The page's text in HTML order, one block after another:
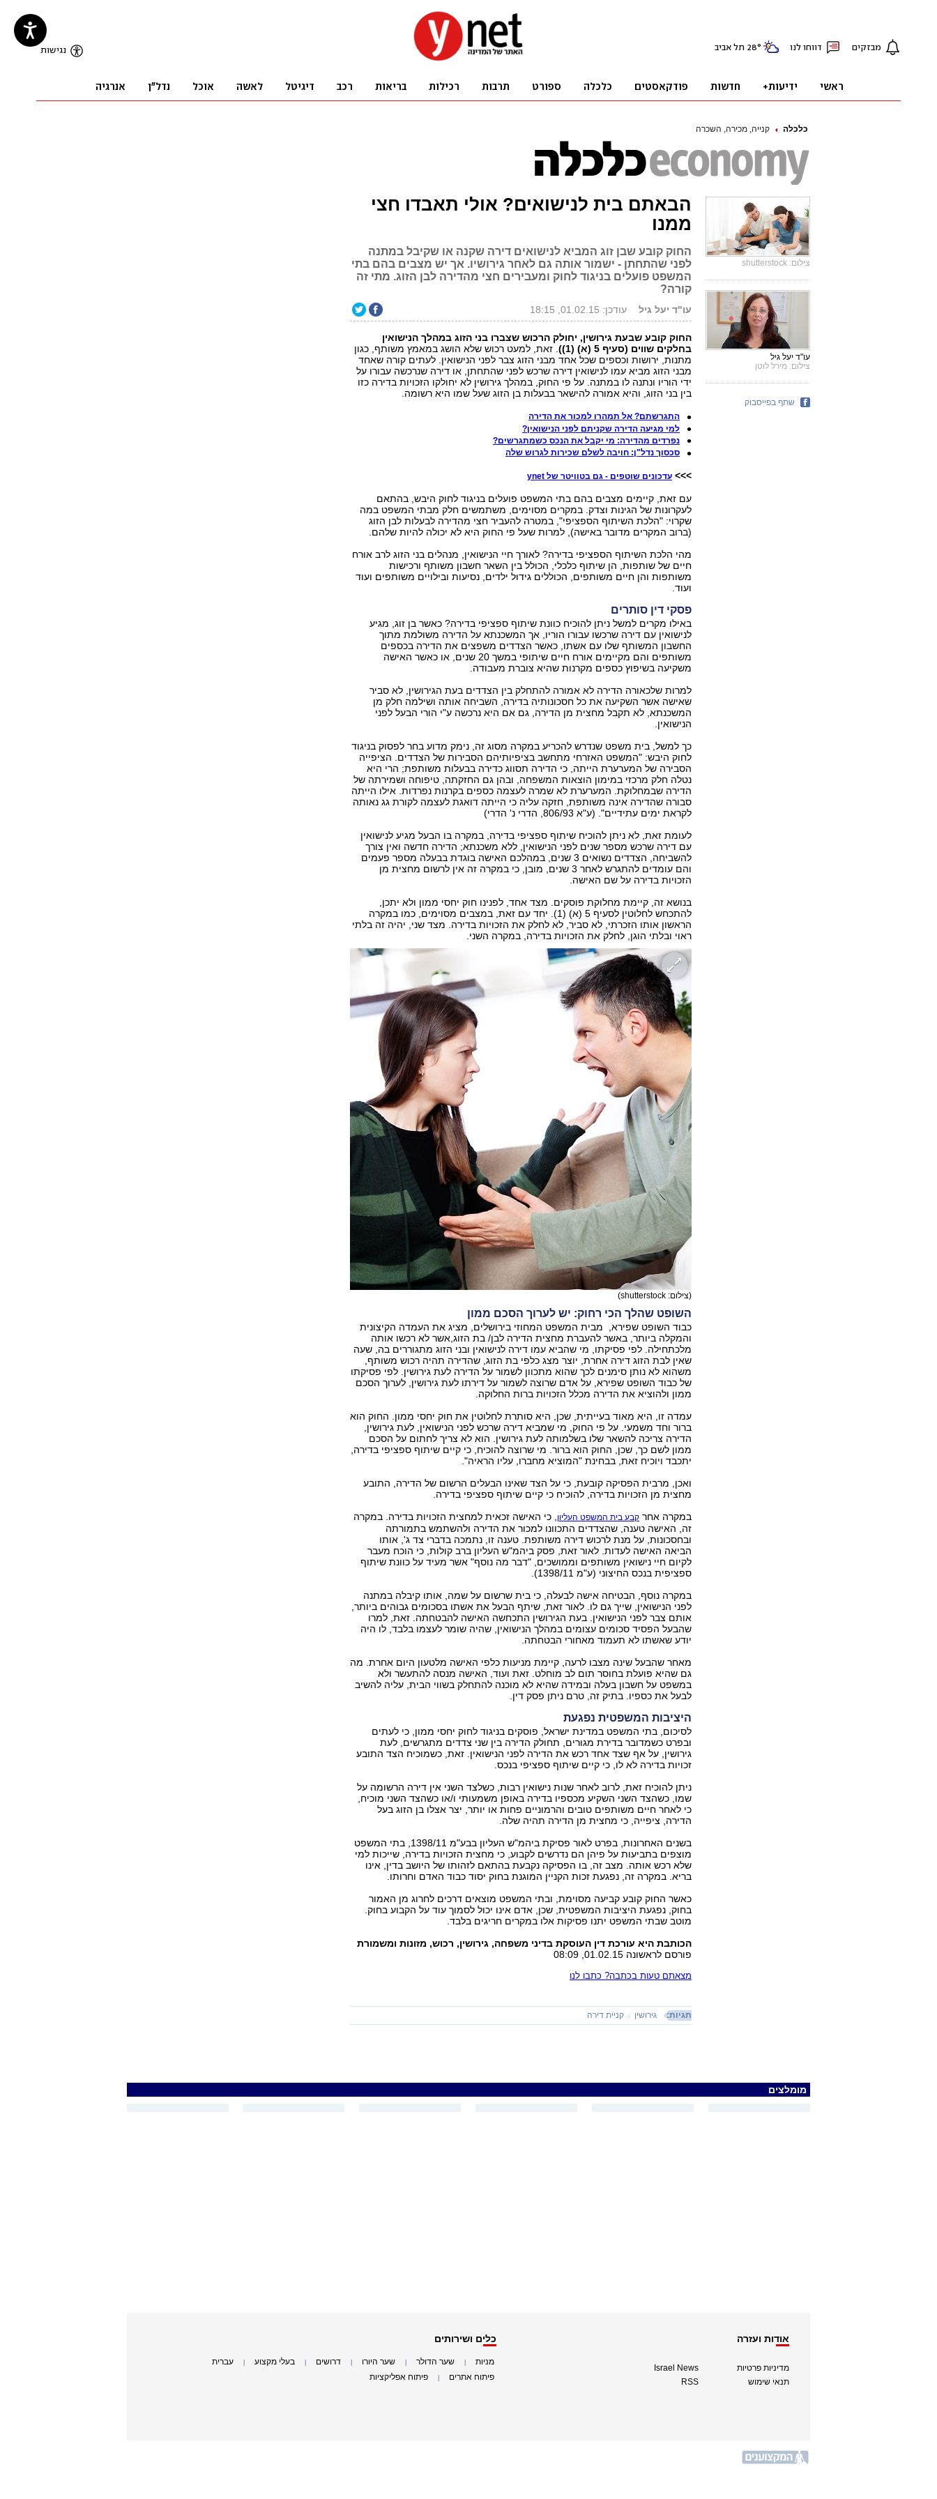
כלכלה קנייה, מכירה, השכרה
הבאתם בית לנישואים? אולי תאבדו חצי
ממנו
החוק קובע שבן זוג המביא לנישואים דירה שקנה או שקיבל במתנה
לפני שהתחתן - ישמור אותה גם לאחר גירושיו. אך יש מצבים בהם בתי
המשפט פועלים בניגוד לחוק ומעבירים חצי מהדירה לבן הזוג. מתי זה
קורה?
עו"ד יעל גיל עודכן: 01.02.15, 18:15
החוק קובע שבעת גירושין, יחולק הרכוש שצברו בני הזוג במהלך הנישואין
בחלקים שווים (סעיף 5 (א) (1))
. זאת, למעט רכוש שלא הושג במאמץ משותף, כגון
מתנות, ירושות וכספים שכל אחד מבני הזוג צבר לפני הנישואין. לעתים קורה שאחד
מבני הזוג מביא עמו לנישואין דירה שרכש לפני שהתחתן, או דירה שנרכשה עבורו על
ידי הוריו ונתנה לו במתנה. על פי החוק, במהלך גירושין לא יחולקו הזכויות בדירה כזו
בין בני הזוג, והיא אמורה להישאר בבעלות בן הזוג שעל שמו היא רשומה.
התגרשתם? אל תמהרו למכור את הדירה
למי מגיעה הדירה שקניתם לפני הנישואין?
נפרדים מהדירה: מי יקבל את הנכס כשמתגרשים?
סכסוך נדל"ן: חויבה לשלם שכירות לגרוש שלה
>>> עדכונים שוטפים - גם בטוויטר של ynet
עם זאת, קיימים מצבים בהם בתי המשפט פועלים בניגוד לחוק היבש, בהתאם
לעקרונות של הגינות וצדק. במקרים מסוימים, משתמשים חלק מבתי המשפט במה
שקרוי: "הלכת השיתוף הספציפי", במטרה להעביר חצי מהדירה לבעלות לבן הזוג
(ברוב המקרים מדובר באישה), למרות שעל פי החוק היא לא יכולה להיות שלהם.
מהי הלכת השיתוף הספציפי בדירה? לאורך חיי הנישואין, מנהלים בני הזוג לרב אורח
חיים של שותפות, הן שיתוף כלכלי, הכולל בין השאר חשבון משותף ורכישות
משותפות והן חיים משותפים, הכוללים גידול ילדים, נסיעות ובילויים משותפים ועוד
ועוד.
פסקי דין סותרים
באילו מקרים למשל ניתן להוכיח כוונת שיתוף ספציפי בדירה? כאשר בן זוג, מגיע
לנישואין עם דירה שרכשו עבורו הוריו, אך המשכנתא על הדירה משולמת מתוך
החשבון המשותף שלו עם אשתו, כאשר הצדדים משפצים את הדירה בכספים
משותפים והם מקיימים אורח חיים שיתופי במשך 20 שנים, או כאשר האישה
משקיעה בשיפוץ כספים מקרנות שהיא צוברת מעבודה.
למרות שלכאורה הדירה לא אמורה להתחלק בין הצדדים בעת הגירושין, לא סביר
שאישה אשר השקיעה את כל חסכונותיה בדירה, השביחה אותה ושילמה חלק מן
המשכנתא, לא תקבל מחצית מן הדירה, גם אם היא נרכשה ע"י הורי הבעל לפני
הנישואין.
כך למשל, בית משפט שנדרש להכריע במקרה מסוג זה, נימק מדוע בחר לפסוק בניגוד
לחוק היבש: "המשפט האזרחי מתחשב בציפיותיהם הסבירות של הצדדים. הציפייה
הסבירה של המערערת הייתה, כי הדירה תסווג כדירה בבעלות משותפת; הרי היא
נטלה חלק מרכזי במימון הוצאות המשפחה, ובהן גם החזקתה, טיפוחה ושמירתה של
הדירה שבמחלוקת. המערערת לא שמרה לעצמה כספים בקרנות נפרדות. אילו הייתה
סבורה שהדירה אינה משותפת, חזקה עליה כי הייתה דואגת לעצמה לקורת גג נאותה
לקראת ימים עתידיים". (ע"א 806/93, הדרי נ' הדרי)
לעומת זאת, לא ניתן להוכיח שיתוף ספציפי בדירה, במקרה בו הבעל מגיע לנישואין
עם דירה שרכש מספר שנים לפני הנישואין, ללא משכנתא; הדירה חדשה ואין צורך
להשביחה, הצדדים נשואים 3 שנים, במהלכם האישה בוגדת בבעלה מספר פעמים
והם עומדים להתגרש לאחר 3 שנים, מובן, כי במקרה זה אין לרשום מחצית מן
הזכויות בדירה על שם האישה.
בנושא זה, קיימת מחלוקת פוסקים. מצד אחד, לפנינו חוק יחסי ממון ולא יתכן,
להתכחש לחלוטין לסעיף 5 (א) (1). יחד עם זאת, במצבים מסוימים, כמו במקרה
הראשון אותו הזכרתי, לא סביר, לא לחלק את הזכויות בדירה. מצד שני, יהיה זה בלתי
ראוי ובלתי הוגן, לחלק את הזכויות בדירה, במקרה השני.
(צילום: shutterstock)
השופט שהלך הכי רחוק: יש לערוך הסכם ממון
כבוד השופט שפירא, מבית המשפט המחוזי בירושלים, מציג את העמדה הקיצונית
והמקלה ביותר, באשר להעברת מחצית הדירה לבן/ בת הזוג,אשר לא רכשו אותה
מלכתחילה. לפי פסיקתו, מי שהביא עמו דירה לנישואין ובני הזוג מתגוררים בה, שעה
שאין לבת הזוג דירה אחרת, יוצר מצג כלפי בת הזוג, שהדירה תהיה רכוש משותף,
משהוא לא נותן סימנים לכך שהוא מתכוון לשמור על הדירה לעת גירושין. לפי פסיקתו
של כבוד השופט שפירא, על אדם שרוצה לשמור על דירתו לעת גירושין, לערוך הסכם
ממון ולהוציא את הדירה מכלל הזכויות ברות החלוקה.
עמדה זו, היא מאוד בעייתית, שכן, היא סותרת לחלוטין את חוק יחסי ממון. החוק הוא
ברור וחד משמעי. על פי החוק, מי שמביא דירה שרכש לפני הנישואין, לעת גירושין,
הדירה צריכה להשאר שלו בשלמותה לעת גירושין. הוא לא צריך לחתום על הסכם
ממון לשם כך, שכן, החוק הוא ברור. מי שרוצה להוכיח, כי קיים שיתוף ספציפי בדירה,
יתכבד ויוכיח זאת, בבחינת "המוציא מחברו, עליו הראיה".
ואכן, מרבית הפסיקה קובעת, כי על הצד שאינו הבעלים הרשום של הדירה, התובע
מחצית מן הזכויות בדירה, להוכיח כי קיים שיתוף ספציפי בדירה.
במקרה אחר קבע בית המשפט העליון
, כי האישה זכאית למחצית הזכויות בדירה. במקרה
זה, האישה טענה, שהצדדים התכוונו למכור את הדירה ולהשתמש בתמורתה
ובחסכונות, על מנת לרכוש דירה משותפת. טענה זו, נתמכה בדברי צד ג', אותו
הביאה האישה לעדות. לאור זאת, פסק ביהמ"ש העליון ברב קולות, כי הוכח מעבר
לקיום חיי נישואין משותפים וממושכים, "דבר מה נוסף" אשר מעיד על כוונת שיתוף
ספציפית בנכס החיצוני (ע"מ 1398/11).
במקרה נוסף, הבטיחה אישה לבעלה, כי בית שרשום על שמה, אותו קיבלה במתנה
לפני הנישואין, שייך גם לו. לאור זאת, שיתף הבעל את אשתו בסכומים גבוהים ביותר,
אותם צבר לפני הנישואין. בעת הגירושין התכחשה האישה להבטחתה. זאת, למרו
שהבעל הפסיד סכומים עצומים במהלך הנישואין, שהיה שומר לעצמו בלבד, לו היה
יודע שאשתו לא תעמוד מאחורי הבטחתה.
מאחר שהבעל שינה מצבו לרעה, קיימת מניעות כלפי האישה מלטעון היום אחרת. מה
גם שהיא פועלת בחוסר תום לב מוחלט. זאת ועוד, האישה מנסה להתעשר ולא
במשפט על חשבון בעלה ובמידה שהיא לא מוכנה להתחלק בשווי הבית, עליה להשיב
לבעל את כספיו. בתיק זה, טרם ניתן פסק דין.
היציבות המשפטית נפגעת
לסיכום, בתי המשפט במדינת ישראל, פוסקים בניגוד לחוק יחסי ממון, כי לעתים
ובפרט כשמדובר בדירת מגורים, תחולק הדירה בין שני צדדים מתגרשים, לעת
גירושין, על אף שצד אחד רכש את הדירה לפני הנישואין. זאת, כשמוכיח הצד התובע
זכויות בדירה לא לו, כי קיים שיתוף ספציפי בנכס.
ניתן להוכיח זאת, לרוב לאחר שנות נישואין רבות, כשלצד השני אין דירה הרשומה על
שמו, כשהצד השני השקיע מכספיו בדירה באופן משמעותי ו/או כשהצד השני מוכיח,
כי לאחר חיים משותפים טובים והרמוניים פחות או יותר, יצר אצלו בן הזוג בעל
הדירה, ציפייה, כי מחצית מן הדירה תהיה שלה.
בשנים האחרונות, בפרט לאור פסיקת ביהמ"ש העליון בבע"מ 1398/11, בתי המשפט
מוצפים בתביעות על פיהן הם נדרשים לקבוע, כי מחצית הזכויות בדירה, שייכות למי
שלא רכש אותה. מצב זה, בו הפסיקה נקבעת בהתאם לזהותו של היושב בדין, אינו
בריא. במקרה זה, נפגעת זכות הקניין המוגנת בחוק יסוד כבוד האדם וחרותו.
כאשר החוק קובע קביעה מסוימת, ובתי המשפט מוצאים דרכים לחרוג מן האמור
בחוק, נפגעת היציבות המשפטית, שכן, אדם אינו יכול לסמוך עוד על הקבוע בחוק.
מוטב שבתי המשפט יתנו פסיקות אלו במקרים חריגים בלבד.
הכותבת היא עורכת דין העוסקת בדיני משפחה, גירושין, רכוש, מזונות ומשמורת
פורסם לראשונה 01.02.15, 08:09
מצאתם טעות בכתבה? כתבו לנו
תגיות: גירושין קניית דירה
צילום: shutterstock
עו"ד יעל גיל
צילום: מירל לוטן
שתף בפייסבוק
מומלצים
אודות ועזרה
מדיניות פרטיות
תנאי שימוש
Israel News
RSS
כלים ושירותים
מניות שער הדולר שער היורו דרושים בעלי מקצוע עברית
פיתוח אתרים פיתוח אפליקציות